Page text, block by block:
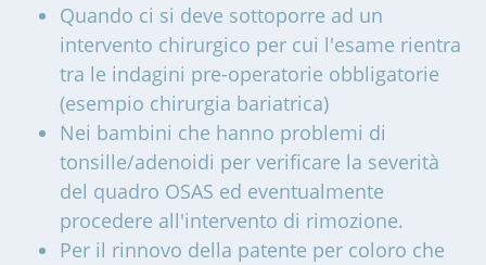
Quando ci si deve sottoporre ad un
intervento chirurgico per cui l'esame rientra
tra le indagini pre-operatorie obbligatorie
(esempio chirurgia bariatrica)
Nei bambini che hanno problemi di
tonsille/adenoidi per verificare la severità
del quadro OSAS ed eventualmente
procedere all'intervento di rimozione.
Per il rinnovo della patente per coloro che